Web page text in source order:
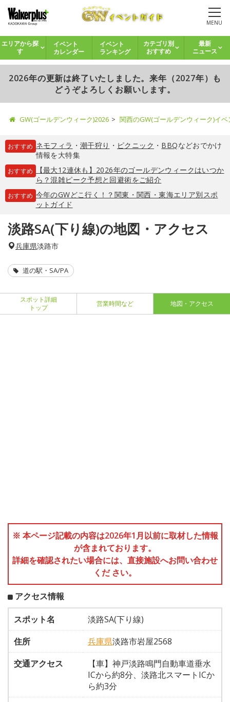
MENU
エリアから探
す
イベント
カレンダー
イベント
ランキング
カテゴリ別
おすすめ
最新
ニュース
2026年の更新は終了いたしました。来年（2027年）も
どうぞよろしくお願いします。
GW(ゴールデンウィーク)2026 関西のGW(ゴールデンウィーク)イ
おすすめ ネモフィラ ・ 潮干狩り ・ ピクニック ・ BBQなどおでかけ
情報を大特集
おすすめ
【最大12連休も】2026年のゴールデンウィークはいつか
ら？混雑ピーク予想と回避術をご紹介
おすすめ 今年のGWどこ行く！？関東・関西・東海エリア別スポ
ットガイド
淡路SA(下り線)の地図・アクセス
兵庫県淡路市
道の駅・SA/PA
スポット詳細
トップ
営業時間など 地図・アクセス
※ 本ページ記載の内容は2026年1月以前に取材した情報
が含まれております。
詳細を確認されたい場合には、直接施設へお問い合わせ
くだ さい。
アクセス情報
スポット名
淡路SA(下り線)
住所
兵庫県淡路市岩屋2568
交通アクセス
【車】神戸淡路鳴門自動車道垂水
ICから約8分、淡路北スマートICか
ら約3分